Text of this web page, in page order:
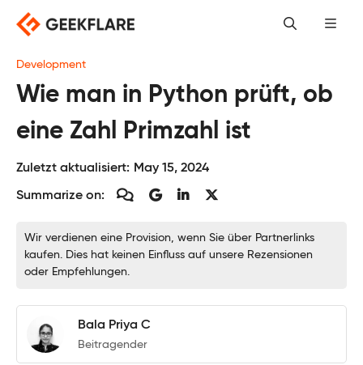
Skip
content
Development
Wie man in Python prüft, ob
eine Zahl Primzahl ist
Zuletzt aktualisiert: May 15, 2024
Summarize on:
Wir verdienen eine Provision, wenn Sie über Partnerlinks
kaufen. Dies hat keinen Einfluss auf unsere Rezensionen
oder Empfehlungen.
Bala Priya C
Beitragender